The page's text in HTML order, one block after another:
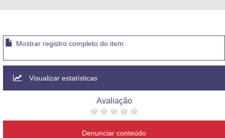
Mostrar registro completo do item
Visualizar estatísticas
Avaliação
Denunciar conteúdo